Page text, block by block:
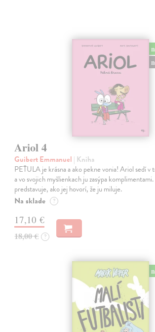
Ariol 4
Guibert Emmanuel | Kniha
PEŤULA je krásna a ako pekne vonia! Ariol sedí v
a vo svojich myšlienkach ju zasýpa
predstavuje, ako jej hovorí, že ju miluje.
Na sklade ?
17,10 €
18,00 € ?